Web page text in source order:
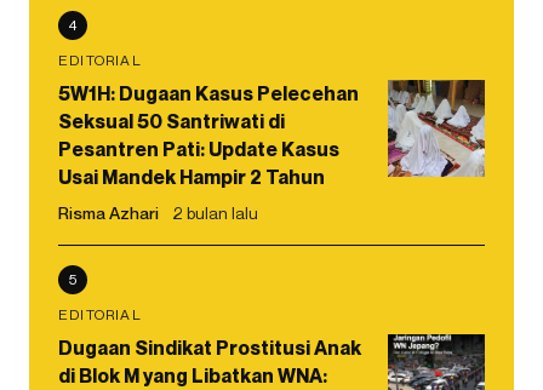
4
EDITORIAL
5W1H: Dugaan Kasus Pelecehan
Seksual 50 Santriwati di
Pesantren Pati: Update Kasus
Usai Mandek Hampir 2 Tahun
Risma Azhari 2 bulan lalu
5
EDITORIAL
Dugaan Sindikat Prostitusi Anak
di Blok M yang Libatkan WNA: